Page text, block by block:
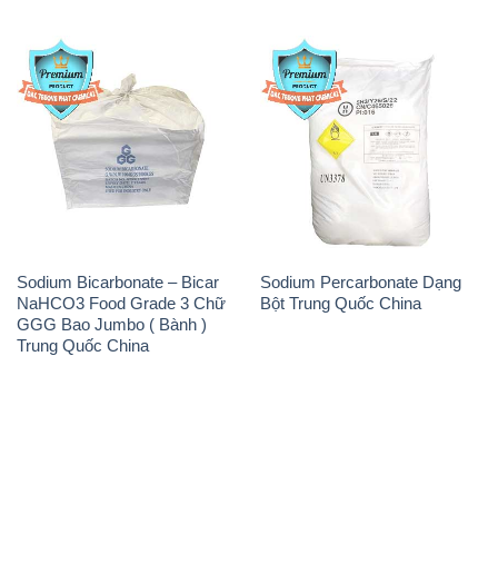
Sodium Bicarbonate – Bicar
NaHCO3 Food Grade 3 Chữ
GGG Bao Jumbo ( Bành )
Trung Quốc China
Sodium Percarbonate Dạng
Bột Trung Quốc China